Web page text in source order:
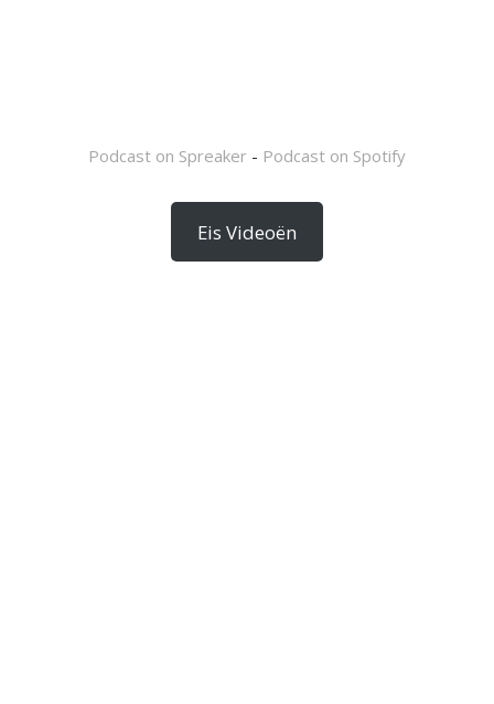
Podcast on Spreaker - Podcast on Spotify
Eis Videoën